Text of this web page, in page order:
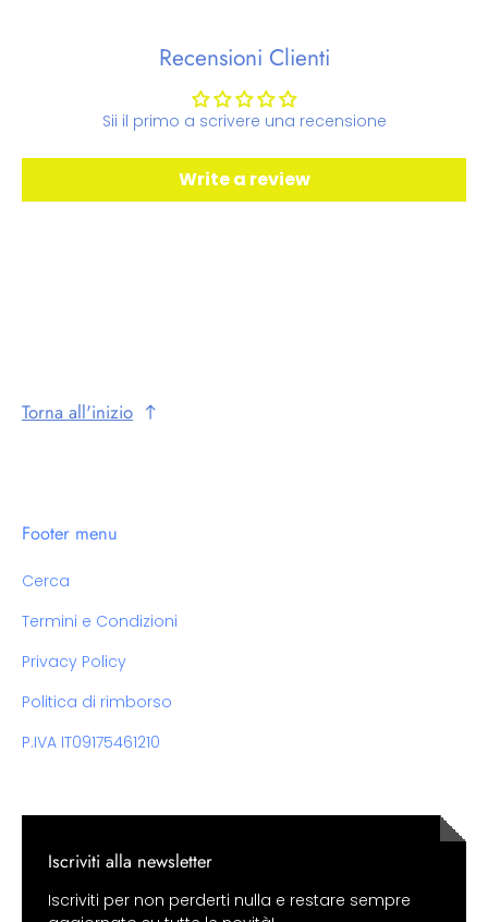
Recensioni Clienti
Sii il primo a scrivere una recensione
Write a review
Torna all'inizio
Footer menu
Cerca
Termini e Condizioni
Privacy Policy
Politica di rimborso
P.IVA IT09175461210
Iscriviti alla newsletter
Iscriviti per non perderti nulla e restare sempre